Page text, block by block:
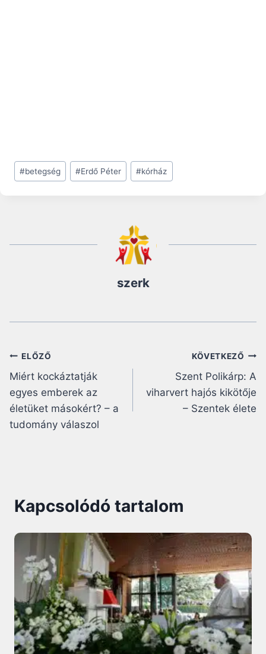
Post
Tags:
#betegség #Erdő Péter #kórház
szerk
Bejegyzés
navigáció
ELŐZŐ
Miért kockáztatják
egyes emberek az
életüket másokért? – a
tudomány válaszol
KÖVETKEZŐ
Szent Polikárp: A
viharvert hajós kikötője
– Szentek élete
Kapcsolódó tartalom